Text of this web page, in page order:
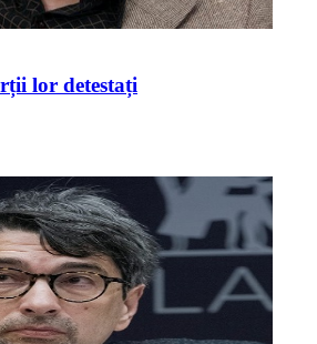
lor detestați